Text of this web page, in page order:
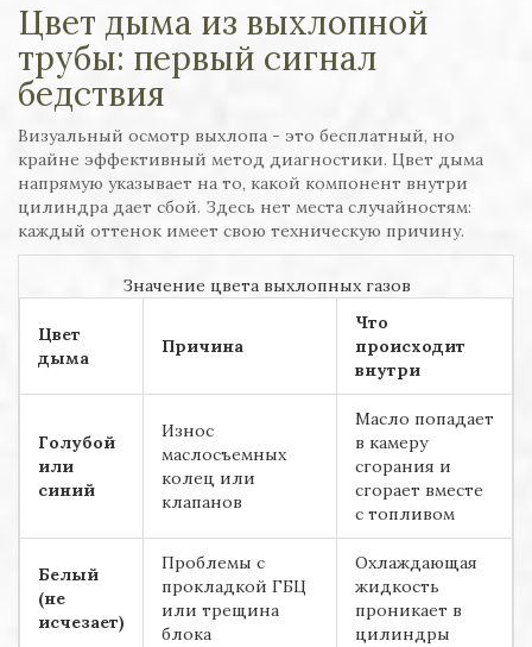
Цвет дыма из выхлопной
трубы: первый сигнал
бедствия
Визуальный осмотр выхлопа - это бесплатный, но
крайне эффективный метод диагностики. Цвет дыма
напрямую указывает на то, какой компонент внутри
цилиндра дает сбой. Здесь нет места случайностям:
каждый оттенок имеет свою техническую причину.
Значение цвета выхлопных газов
Цвет
дыма
Причина
Что
происходит
внутри
Голубой
или
синий
Износ
маслосъемных
колец или
клапанов
Масло попадает
в камеру
сгорания и
сгорает вместе
с топливом
Белый
(не
исчезает)
Проблемы с
прокладкой ГБЦ
или трещина
блока
Охлаждающая
жидкость
проникает в
цилиндры